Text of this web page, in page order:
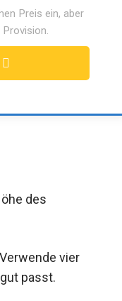
Preis ein, aber
des
vier
passt.